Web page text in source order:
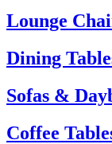
Tel.: +45 66 12 14 04
Lounge
Dining
Sofas &
Coffee